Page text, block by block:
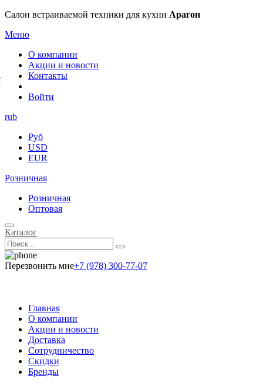
Салон встраиваемой техники для кухни Арагон
Меню
О компании
Акции и новости
Контакты
Войти
rub
Руб
USD
EUR
Розничная
Розничная
Оптовая
Каталог
Перезвонить мне+7 (978) 300-77-07
Главная
О компании
Акции и новости
Доставка
Сотрудничество
Скидки
Бренды